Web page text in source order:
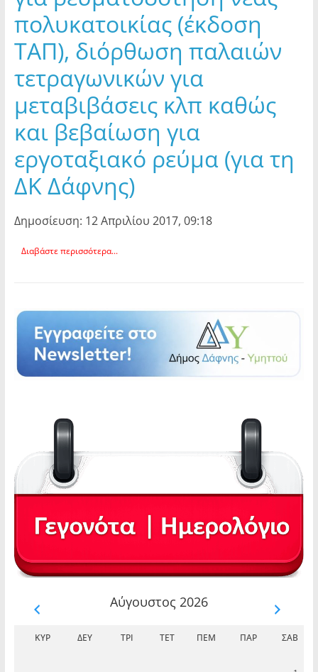
πολυκατοικίας (έκδοση
ΤΑΠ), διόρθωση παλαιών
τετραγωνικών για
μεταβιβάσεις κλπ καθώς
και βεβαίωση για
εργοταξιακό ρεύμα (για τη
ΔΚ Δάφνης)
Δημοσίευση: 12 Απριλίου 2017, 09:18
Διαβάστε περισσότερα...
Αύγουστος 2026
ΚΥΡ ΔΕΥ ΤΡΊ ΤΕΤ ΠΈΜ ΠΑΡ ΣΆΒ